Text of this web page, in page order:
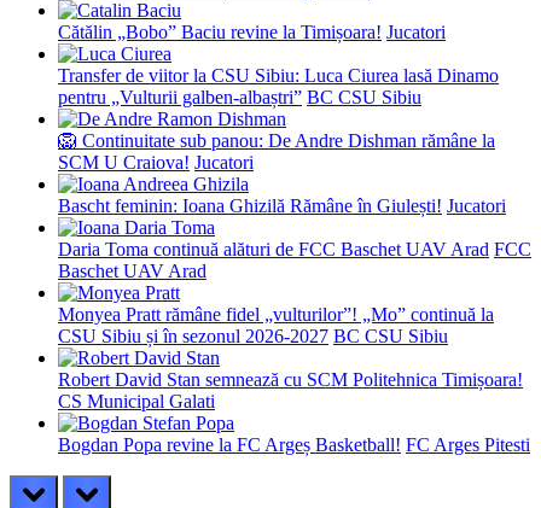
Cătălin „Bobo” Baciu revine la Timișoara! Jucatori
Transfer de viitor la CSU Sibiu: Luca Ciurea lasă Dinamo
pentru „Vulturii galben-albaștri” BC CSU Sibiu
🦁 Continuitate sub panou: De Andre Dishman rămâne la
SCM U Craiova! Jucatori
Bascht feminin: Ioana Ghizilă Rămâne în Giulești! Jucatori
Daria Toma continuă alături de FCC Baschet UAV Arad FCC
Baschet UAV Arad
Monyea Pratt rămâne fidel „vulturilor”! „Mo” continuă la
CSU Sibiu și în sezonul 2026-2027 BC CSU Sibiu
Robert David Stan semnează cu SCM Politehnica Timișoara!
CS Municipal Galati
Bogdan Popa revine la FC Argeș Basketball! FC Arges Pitesti
prev next